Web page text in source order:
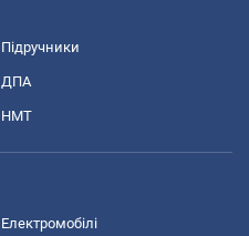
Підручники
ДПА
НМТ
Електромобілі